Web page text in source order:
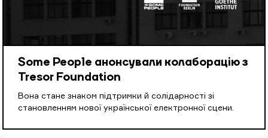
Some People анонсували колаборацію з
Tresor Foundation
Вона стане знаком підтримки й солідарності зі
становленням нової української електронної сцени.